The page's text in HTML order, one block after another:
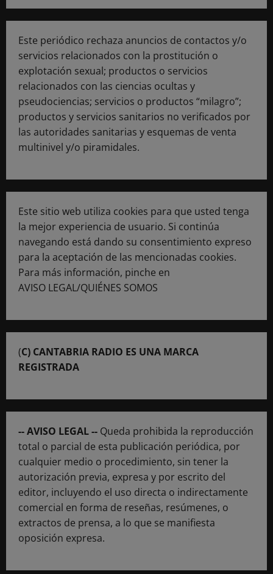
Este periódico rechaza anuncios de contactos y/o
servicios relacionados con la prostitución o
explotación sexual; productos o servicios
relacionados con las ciencias ocultas y
pseudociencias; servicios o productos “milagro”;
productos y servicios sanitarios no verificados por
las autoridades sanitarias y esquemas de venta
multinivel y/o piramidales.
Este sitio web utiliza cookies para que usted tenga
la mejor experiencia de usuario. Si continúa
navegando está dando su consentimiento expreso
para la aceptación de las mencionadas cookies.
Para más información, pinche en
AVISO LEGAL/QUIÉNES SOMOS
(C) CANTABRIA RADIO ES UNA MARCA
REGISTRADA
-- AVISO LEGAL -- Queda prohibida la reproducción
total o parcial de esta publicación periódica, por
cualquier medio o procedimiento, sin tener la
autorización previa, expresa y por escrito del
editor, incluyendo el uso directa o indirectamente
comercial en forma de reseñas, resúmenes, o
extractos de prensa, a lo que se manifiesta
oposición expresa.